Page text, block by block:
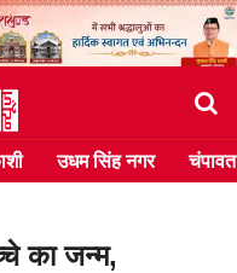
उधम सिंह नगर चंपावत
का जन्म,